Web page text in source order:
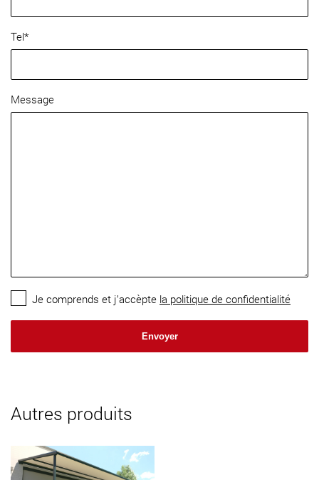
Tel*
Message
Je comprends et j’accèpte la politique de confidentialité
Autres produits